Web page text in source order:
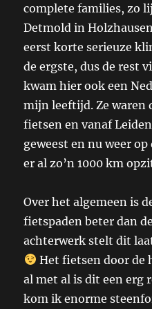
complete families, zo
Detmold in
eerst korte serieuze
de ergste, dus de rest
kwam hier ook een
mijn leeftijd. Ze waren
fietsen en vanaf
geweest en nu weer
er al zo’n 1000 km
Over het algemeen is
fietspaden beter dan
achterwerk stelt dit
Het fietsen door de
al met al is dit een erg
kom ik enorme